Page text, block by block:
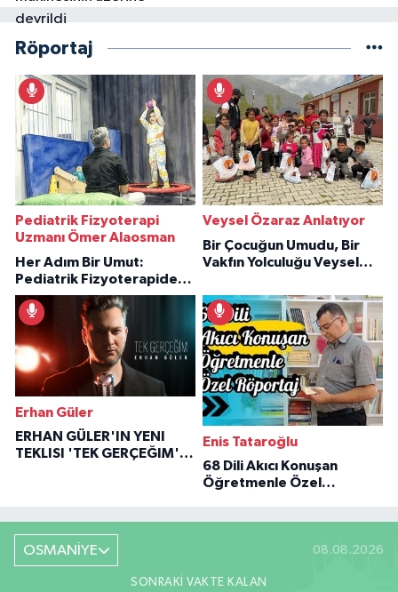
Röportaj
Pediatrik Fizyoterapi
Uzmanı Ömer Alaosman
Her Adım Bir Umut:
Pediatrik Fizyoterapiden
İlham Veren Hikâyeler
Veysel Özaraz Anlatıyor
Bir Çocuğun Umudu, Bir
Vakfın Yolculuğu Veysel
Erhan Güler
ERHAN GÜLER'IN YENI
TEKLISI 'TEK GERÇEĞIM'LE
Enis Tataroğlu
68 Dili Akıcı Konuşan
Öğretmenle Özel
OSMANİYE 08.08.2026
SONRAKI VAKTE KALAN